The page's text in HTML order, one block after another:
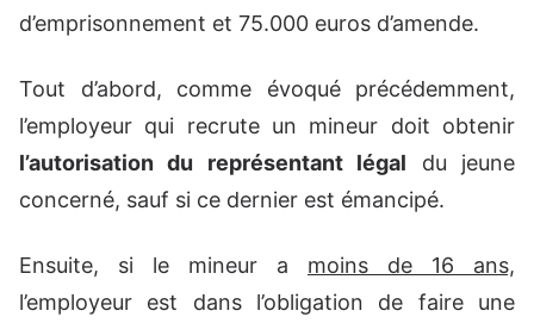
d’emprisonnement et 75.000 euros d’amende.
Tout d’abord, comme évoqué précédemment,
l’employeur qui recrute un mineur doit obtenir
l’autorisation du représentant légal du jeune
concerné, sauf si ce dernier est émancipé.
Ensuite, si le mineur a moins de 16 ans,
l’employeur est dans l’obligation de faire une